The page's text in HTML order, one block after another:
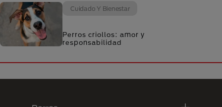
Cuidado Y Bienestar
Perros criollos: amor y
responsabilidad